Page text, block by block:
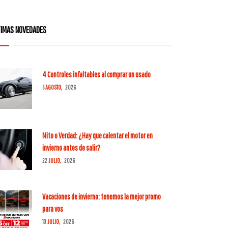
NOVEDADES
4 Controles infaltables al comprar un usado
5AGOSTO, 2026
Mito o Verdad: ¿Hay que calentar el motor en
invierno antes de salir?
22JULIO, 2026
Vacaciones de invierno: tenemos la mejor promo
para vos
13JULIO, 2026